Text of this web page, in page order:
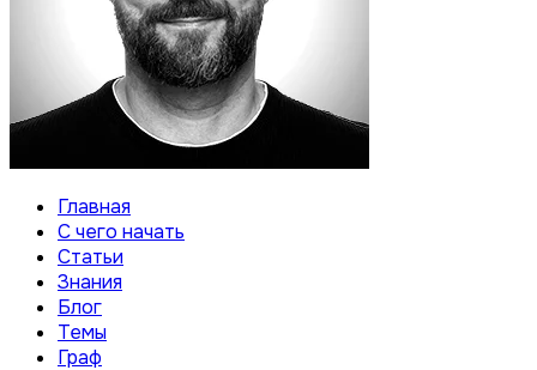
Главная
С чего начать
Статьи
Знания
Блог
Темы
Граф